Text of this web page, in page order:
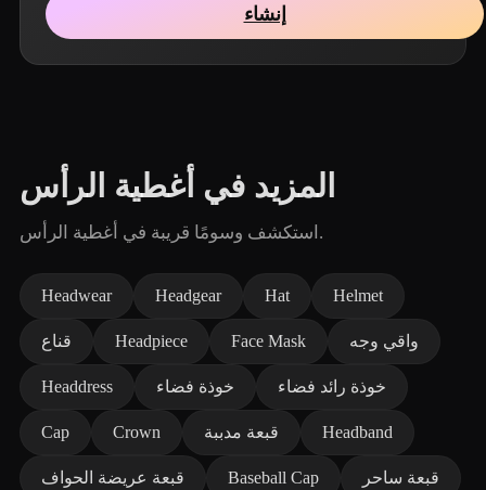
إنشاء
المزيد في أغطية الرأس
استكشف وسومًا قريبة في أغطية الرأس.
Headwear Headgear Hat Helmet
قناع Headpiece Face Mask واقي وجه
Headdress خوذة فضاء خوذة رائد فضاء
Cap Crown قبعة مدببة Headband
قبعة عريضة الحواف Baseball Cap قبعة ساحر